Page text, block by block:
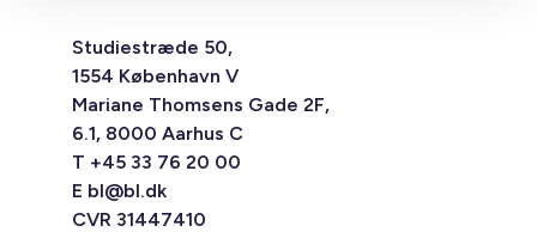
Studiestræde 50,
1554 København V
Mariane Thomsens Gade 2F,
6.1, 8000 Aarhus C
T +45 33 76 20 00
E bl@bl.dk
CVR 31447410